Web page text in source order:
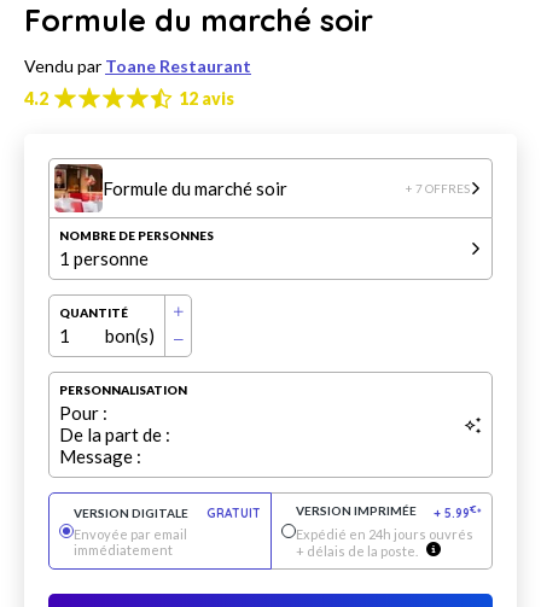
Formule du marché soir
Vendu par Toane Restaurant
4.2
12 avis
Formule du marché soir + 7 OFFRES
NOMBRE DE PERSONNES
1 personne
QUANTITÉ
1 bon(s)
PERSONNALISATION
Pour :
De la part de :
Message :
VERSION DIGITALE
GRATUIT
Envoyée par email
immédiatement
VERSION IMPRIMÉE + 5.99€*
Expédié en 24h jours ouvrés
+ délais de la poste.